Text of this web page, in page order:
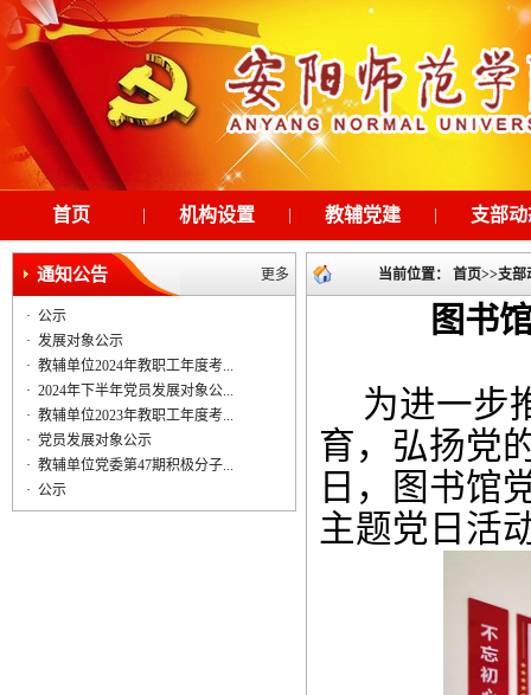
首页 | 机构设置 | 教辅党建 | 支部
更多
通知公告
· 公示
· 发展对象公示
· 教辅单位2024年教职工年度考...
· 2024年下半年党员发展对象公...
· 教辅单位2023年教职工年度考...
· 党员发展对象公示
· 教辅单位党委第47期积极分子...
· 公示
当前位置： 首页>>支部
图书
为进一步
育，弘扬党
日，图书馆
主题党日活